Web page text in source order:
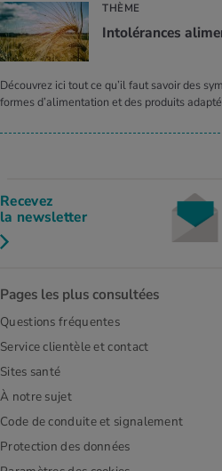
THÈME
Intolérances
Découvrez ici tout ce qu’il faut savoir des
formes d’alimentation et des produits
Recevez
la newsletter
Pages les plus consultées
Questions fréquentes
Service clientèle et contact
Sites santé
À notre sujet
Code de conduite et signalement
Protection des données